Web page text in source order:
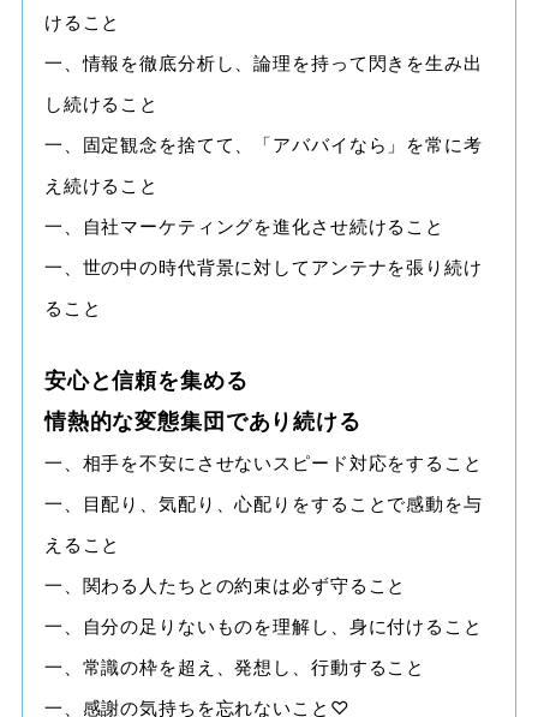
けること
一、情報を徹底分析し、論理を持って閃きを生み出
し続けること
一、固定観念を捨てて、「アババイなら」を常に考
え続けること
一、自社マーケティングを進化させ続けること
一、世の中の時代背景に対してアンテナを張り続け
ること
安心と信頼を集める
情熱的な変態集団であり続ける
一、相手を不安にさせないスピード対応をすること
一、目配り、気配り、心配りをすることで感動を与
えること
一、関わる人たちとの約束は必ず守ること
一、自分の足りないものを理解し、身に付けること
一、常識の枠を超え、発想し、行動すること
一、感謝の気持ちを忘れないこと♡